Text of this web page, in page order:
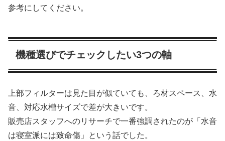
参考にしてください。
機種選びでチェックしたい3つの軸
上部フィルターは見た目が似ていても、ろ材スペース、水
音、対応水槽サイズで差が大きいです。
販売店スタッフへのリサーチで一番強調されたのが「水音
は寝室派には致命傷」という話でした。